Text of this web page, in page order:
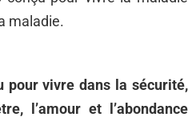
maladie.
pour vivre dans la sécurité,
l’amour et l’abondance